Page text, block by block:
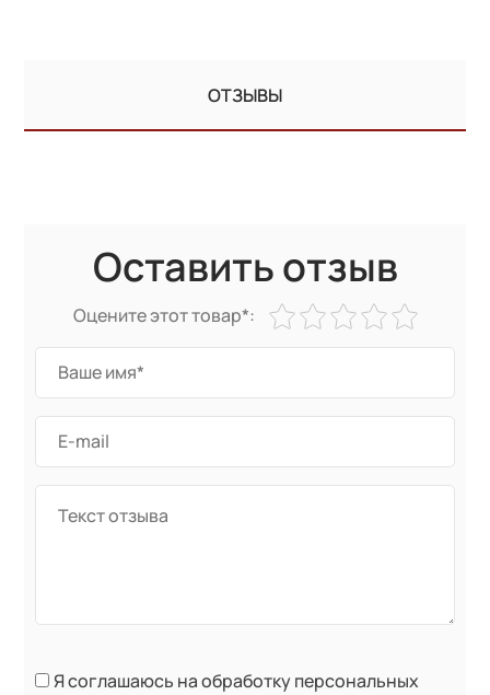
ОТЗЫВЫ
Оставить отзыв
Оцените этот товар*:
Я соглашаюсь на обработку персональных